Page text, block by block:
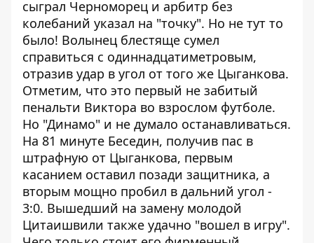
сыграл Черноморец и арбитр без
колебаний указал на "точку". Но не тут то
было! Волынец блестяще сумел
справиться с одиннадцатиметровым,
отразив удар в угол от того же Цыганкова.
Отметим, что это первый не забитый
пенальти Виктора во взрослом футболе.
Но "Динамо" и не думало останавливаться.
На 81 минуте Беседин, получив пас в
штрафную от Цыганкова, первым
касанием оставил позади защитника, а
вторым мощно пробил в дальний угол -
3:0. Вышедший на замену молодой
Цитаишвили также удачно "вошел в игру".